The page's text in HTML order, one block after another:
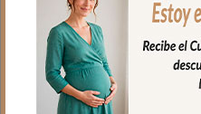
6161 Sacos Verano Para
Silla Brisa Verde